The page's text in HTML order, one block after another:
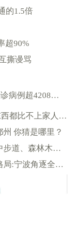
的1.5倍
超90%
撕谩骂
全球疫情通报 | 美国累计新冠肺炎确诊病例超4208万例
杨倩连夜赶回家为爷爷贺寿 “任何东西都比不上家人的陪伴”
你猜是哪里？
宁波这个景区要大变样！将打造空中步道、森林木屋…
国家发改委重磅论文揭晓未来城市格局:宁波角逐全球海洋中心城市？